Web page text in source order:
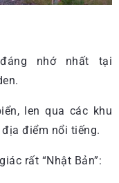
nhớ nhất tại
len qua các khu
điểm nổi tiếng.
rất “Nhật Bản”: